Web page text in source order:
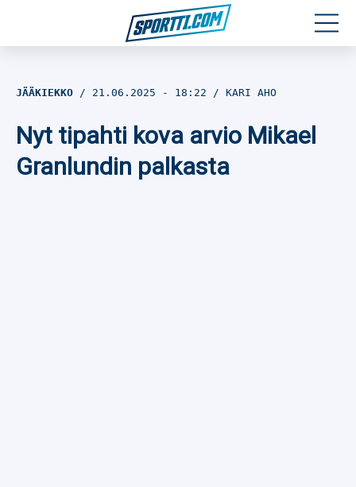
Jalkapallo
JÄÄKIEKKO 21.06.2025 - 18:22 KARI AHO
Nyt tipahti kova arvio Mikael
Granlundin palkasta